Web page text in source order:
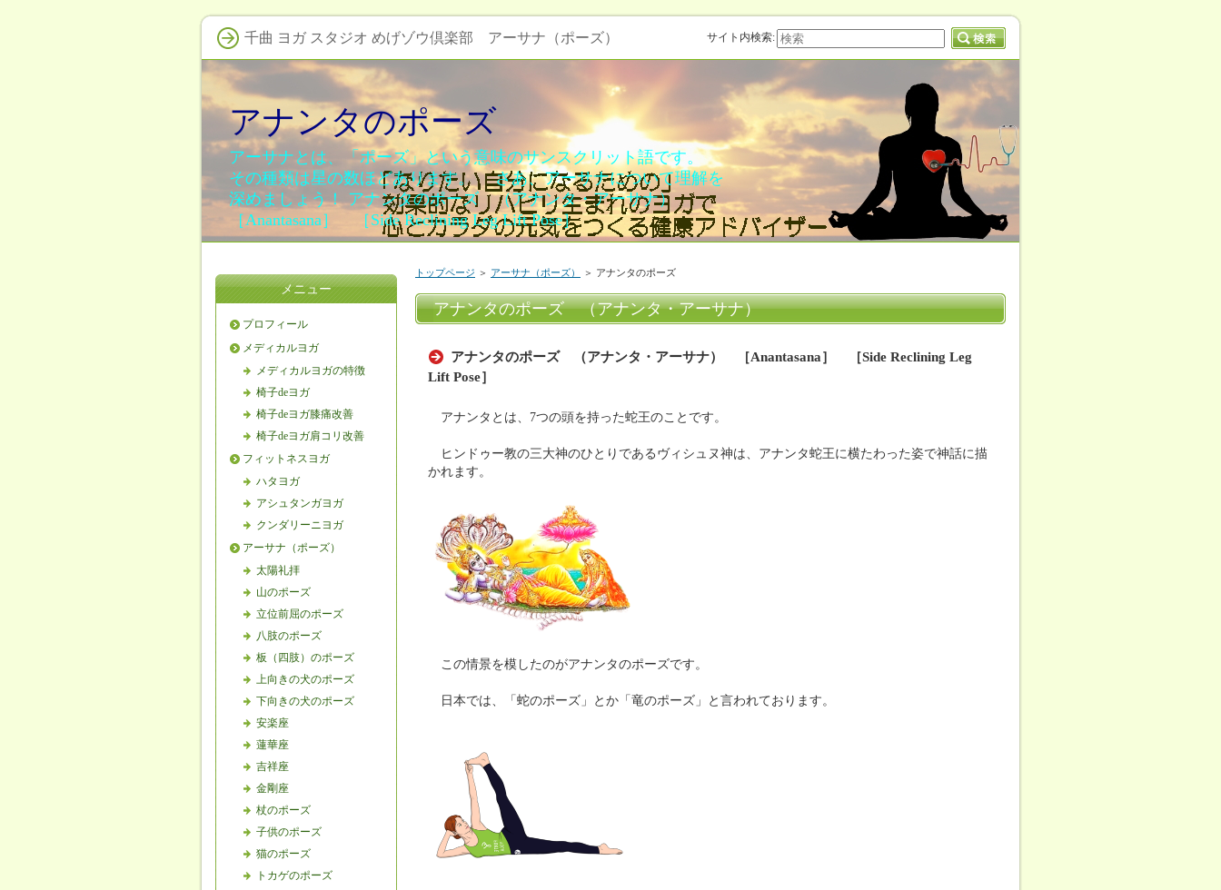
千曲 ヨガ スタジオ めげゾウ倶楽部 アーサナ（ポーズ）
アナンタのポーズ
アーサナとは、「ポーズ」という意味のサンスクリット語です。
その種類は星の数ほどあります。 さあ、アーサナについて理解を
深めましょう！ アナンタのポーズ （アナンタ・アーサナ）
［Anantasana］ ［Side Reclining Leg Lift Pose］
トップページ ＞ アーサナ（ポーズ） ＞ アナンタのポーズ
アナンタのポーズ （アナンタ・アーサナ）
アナンタのポーズ （アナンタ・アーサナ） ［Anantasana］ ［Side Reclining Leg
Lift Pose］
アナンタとは、7つの頭を持った蛇王のことです。
ヒンドゥー教の三大神のひとりであるヴィシュヌ神は、アナンタ蛇王に横たわった姿で神話に描
かれます。
この情景を模したのがアナンタのポーズです。
日本では、「蛇のポーズ」とか「竜のポーズ」と言われております。
メニュー
プロフィール
メディカルヨガ
メディカルヨガの特徴
椅子deヨガ
椅子deヨガ膝痛改善
椅子deヨガ肩コリ改善
フィットネスヨガ
ハタヨガ
アシュタンガヨガ
クンダリーニヨガ
アーサナ（ポーズ）
太陽礼拝
山のポーズ
立位前屈のポーズ
八肢のポーズ
板（四肢）のポーズ
上向きの犬のポーズ
下向きの犬のポーズ
安楽座
蓮華座
吉祥座
金剛座
杖のポーズ
子供のポーズ
猫のポーズ
トカゲのポーズ
サイト内検索: